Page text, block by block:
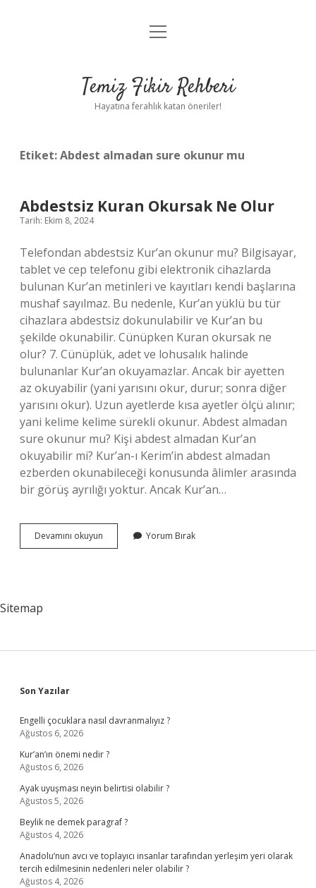
Anasayfa
Yasal Uyarı
menüyü
Temiz Fikir Rehberi
Hayatına ferahlık katan öneriler!
Etiket:Abdest almadan sure okunur mu
Abdestsiz Kuran Okursak Ne Olur
Tarih: Ekim 8, 2024
Telefondan abdestsiz Kur’an okunur mu? Bilgisayar,
tablet ve cep telefonu gibi elektronik cihazlarda
bulunan Kur’an metinleri ve kayıtları kendi başlarına
mushaf sayılmaz. Bu nedenle, Kur’an yüklü bu tür
cihazlara abdestsiz dokunulabilir ve Kur’an bu
şekilde okunabilir. Cünüpken Kuran okursak ne
olur? 7. Cünüplük, adet ve lohusalık halinde
bulunanlar Kur’an okuyamazlar. Ancak bir ayetten
az okuyabilir (yani yarısını okur, durur; sonra diğer
yarısını okur). Uzun ayetlerde kısa ayetler ölçü alınır;
yani kelime kelime sürekli okunur. Abdest almadan
sure okunur mu? Kişi abdest almadan Kur’an
okuyabilir mi? Kur’an-ı Kerim’in abdest almadan
ezberden okunabileceği konusunda âlimler arasında
bir görüş ayrılığı yoktur. Ancak Kur’an…
Devamını okuyun Abdestsiz
Kuran
Yorum Bırak
Sitemap
Sidebar
Son Yazılar
Engelli çocuklara nasıl davranmalıyız ?
Ağustos 6, 2026
Kur’an’ın önemi nedir ?
Ağustos 6, 2026
Ayak uyuşması neyin belirtisi olabilir ?
Ağustos 5, 2026
Beylik ne demek paragraf ?
Ağustos 4, 2026
Anadolu’nun avcı ve toplayıcı insanlar tarafından yerleşim yeri olarak
tercih edilmesinin nedenleri neler olabilir ?
Ağustos 4, 2026